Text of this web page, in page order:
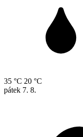
35 °C 20 °C
pátek 7. 8.